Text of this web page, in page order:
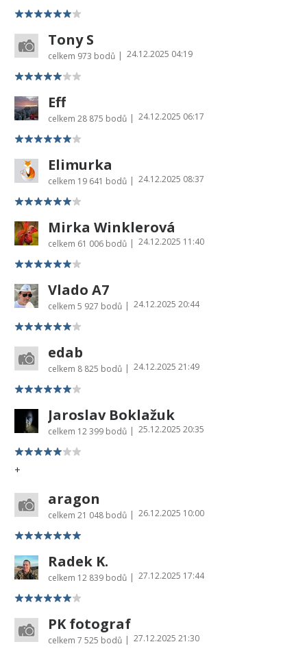
Tony S
celkem 973 bodů | 24.12.2025 04:19
Eff
celkem 28 875 bodů | 24.12.2025 06:17
Elimurka
celkem 19 641 bodů | 24.12.2025 08:37
Mirka Winklerová
celkem 61 006 bodů | 24.12.2025 11:40
Vlado A7
celkem 5 927 bodů | 24.12.2025 20:44
edab
celkem 8 825 bodů | 24.12.2025 21:49
Jaroslav Boklažuk
celkem 12 399 bodů | 25.12.2025 20:35
+
aragon
celkem 21 048 bodů | 26.12.2025 10:00
Radek K.
celkem 12 839 bodů | 27.12.2025 17:44
PK fotograf
celkem 7 525 bodů | 27.12.2025 21:30